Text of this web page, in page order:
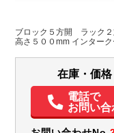
H:600
パワステ パ
電動格納ミラー
ブロック５方開 ラック
高さ５００mm インター
在庫・価
電話で
お問い合